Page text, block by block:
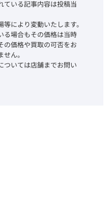
ている記事内容は投稿当
により変動いたします。
る場合もその価格は当時
の価格や買取の可否をお
ん。
ついては店舗までお問い